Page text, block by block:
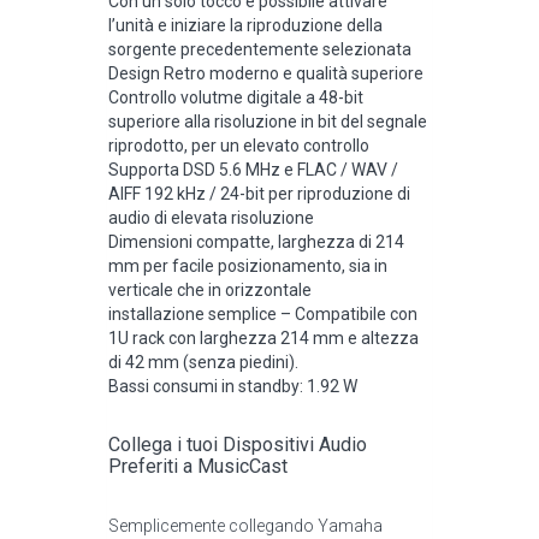
l’unità e iniziare la riproduzione della
sorgente precedentemente selezionata
Design Retro moderno e qualità superiore
Controllo volutme digitale a 48-bit
superiore alla risoluzione in bit del segnale
riprodotto, per un elevato controllo
Supporta DSD 5.6 MHz e FLAC / WAV /
AIFF 192 kHz / 24-bit per riproduzione di
audio di elevata risoluzione
Dimensioni compatte, larghezza di 214
mm per facile posizionamento, sia in
verticale che in orizzontale
installazione semplice – Compatibile con
1U rack con larghezza 214 mm e altezza
di 42 mm (senza piedini).
Bassi consumi in standby: 1.92 W
Collega i tuoi Dispositivi Audio
Preferiti a MusicCast
Semplicemente collegando Yamaha